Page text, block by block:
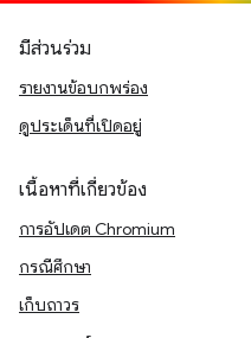
มีส่วนร่วม
รายงานข้อบกพร่อง
ดูประเด็นที่เปิดอยู่
เนื้อหาที่เกี่ยวข้อง
การอัปเดต Chromium
กรณีศึกษา
เก็บถาวร